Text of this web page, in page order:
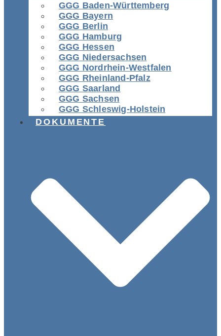
GGG Baden-Württemberg
GGG Bayern
GGG Berlin
GGG Hamburg
GGG Hessen
GGG Niedersachsen
GGG Nordrhein-Westfalen
GGG Rheinland-Pfalz
GGG Saarland
GGG Sachsen
GGG Schleswig-Holstein
DOKUMENTE